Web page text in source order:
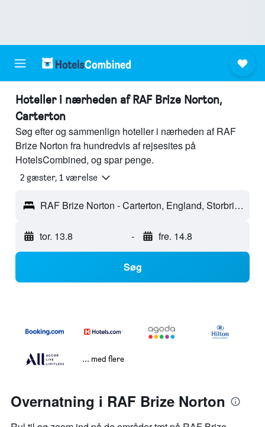
Hoteller i nærheden af RAF Brize Norton,
Carterton
Søg efter og sammenlign hoteller i nærheden af RAF
Brize Norton fra hundredvis af rejsesites på
HotelsCombined, og spar penge.
2 gæster, 1 værelse
RAF Brize Norton - Carterton, England, Storbritannien
tor. 13.8 - fre. 14.8
Søg
... med flere
Overnatning i RAF Brize Norton